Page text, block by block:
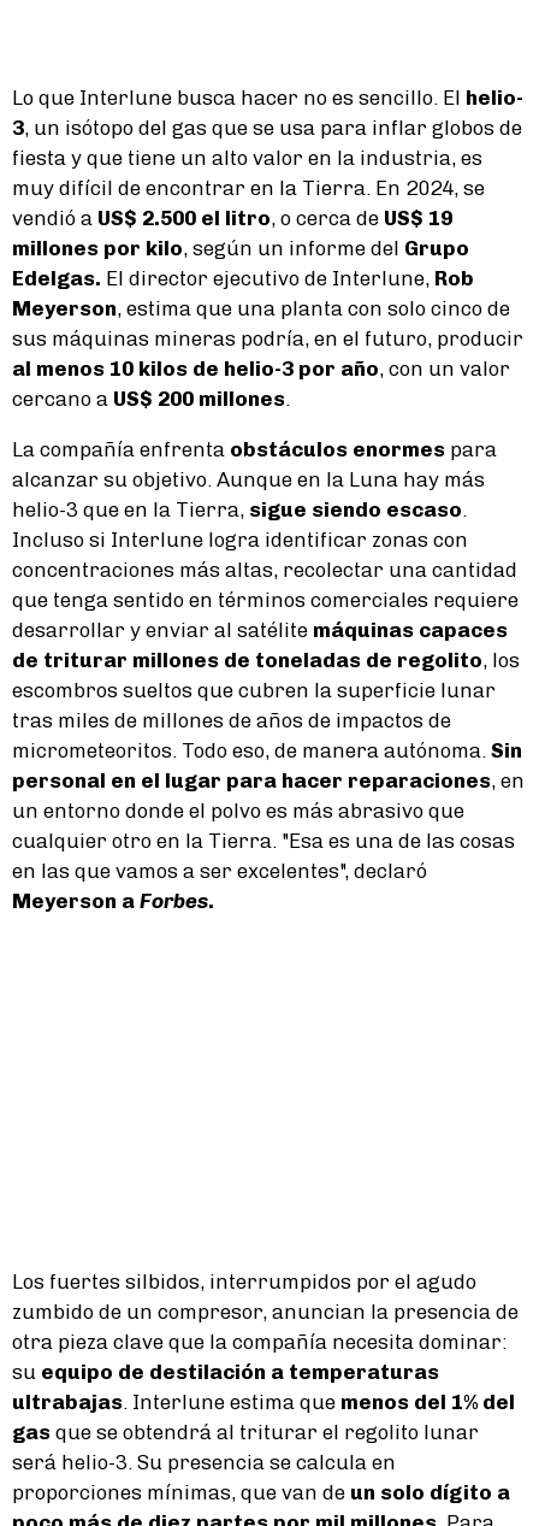
Lo que Interlune busca hacer no es sencillo. El helio-
3, un isótopo del gas que se usa para inflar globos de
fiesta y que tiene un alto valor en la industria, es
muy difícil de encontrar en la Tierra. En 2024, se
vendió a US$ 2.500 el litro, o cerca de US$ 19
millones por kilo, según un informe del Grupo
Edelgas. El director ejecutivo de Interlune, Rob
Meyerson, estima que una planta con solo cinco de
sus máquinas mineras podría, en el futuro, producir
al menos 10 kilos de helio-3 por año, con un valor
cercano a US$ 200 millones
La compañía enfrenta obstáculos enormes para
alcanzar su objetivo. Aunque en la Luna hay más
helio-3 que en la Tierra, sigue siendo escaso
Incluso si Interlune logra identificar zonas con
concentraciones más altas, recolectar una cantidad
que tenga sentido en términos comerciales requiere
desarrollar y enviar al satélite máquinas capaces
de triturar millones de toneladas de regolito, los
escombros sueltos que cubren la superficie lunar
tras miles de millones de años de impactos de
micrometeoritos. Todo eso, de manera autónoma. Sin
personal en el lugar para hacer reparaciones, en
un entorno donde el polvo es más abrasivo que
cualquier otro en la Tierra. "Esa es una de las cosas
en las que vamos a ser excelentes", declaró
Meyerson a Forbes.
Los fuertes silbidos, interrumpidos por el agudo
zumbido de un compresor, anuncian la presencia de
otra pieza clave que la compañía necesita dominar:
su equipo de destilación a temperaturas
ultrabajas . Interlune estima que menos del 1% del
gas que se obtendrá al triturar el regolito lunar
será helio-3. Su presencia se calcula en
proporciones mínimas, que van de un solo dígito a